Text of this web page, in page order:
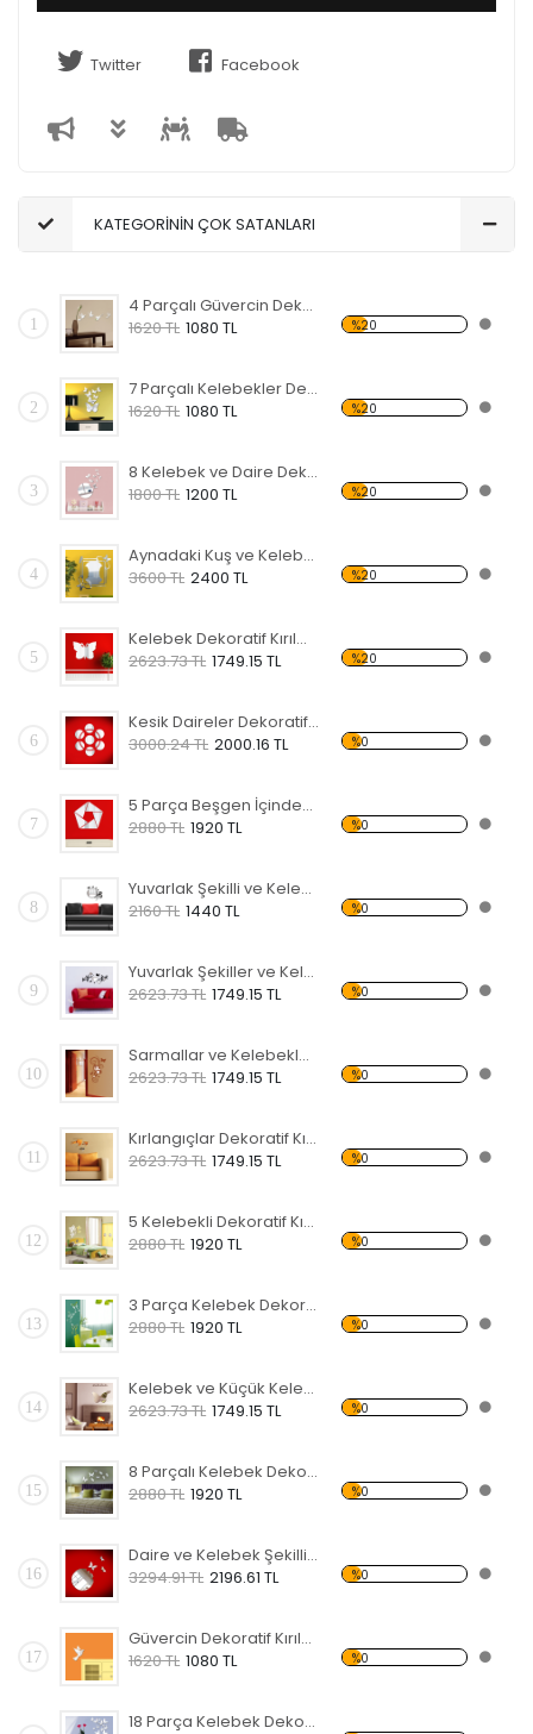
Twitter Facebook
KATEGORİNİN ÇOK SATANLARI
1
4 Parçalı Güvercin Dekoratif Kırılmaz Ayna
1620 TL 1080 TL %20
2
7 Parçalı Kelebekler Dekoratif Kırılmaz Ayna
1620 TL 1080 TL %20
3
8 Kelebek ve Daire Dekoratif Kırılmaz Ayna
1800 TL 1200 TL %20
4
Aynadaki Kuş ve Kelebekler Dekoratif Kırılmaz Ayna
3600 TL 2400 TL %20
5
Kelebek Dekoratif Kırılmaz Ayna
2623.73 TL 1749.15 TL %20
6
Kesik Daireler Dekoratif Kırılmaz Ayna
3000.24 TL 2000.16 TL %0
7
5 Parça Beşgen İçindeki Şekiller Dekoratif Kırılmaz Ayna
2880 TL 1920 TL %0
8
Yuvarlak Şekilli ve Kelebekli Dekoratif Kırılmaz Ayna
2160 TL 1440 TL %0
9
Yuvarlak Şekiller ve Kelebekler Dekoratif Kırılmaz Ayna
2623.73 TL 1749.15 TL %0
10
Sarmallar ve Kelebekler Şekilli Dekoratif Kırılmaz Ayna
2623.73 TL 1749.15 TL %0
11
Kırlangıçlar Dekoratif Kırılmaz Ayna
2623.73 TL 1749.15 TL %0
12
5 Kelebekli Dekoratif Kırılmaz Ayna
2880 TL 1920 TL %0
13
3 Parça Kelebek Dekoratif Kırılmaz Ayna
2880 TL 1920 TL %0
14
Kelebek ve Küçük Kelebekler Dekoratif Kırılmaz Ayna
2623.73 TL 1749.15 TL %0
15
8 Parçalı Kelebek Dekoratif Kırılmaz Ayna
2880 TL 1920 TL %0
16
Daire ve Kelebek Şekilli Dekoratif Kırılmaz Ayna
3294.91 TL 2196.61 TL %0
17
Güvercin Dekoratif Kırılmaz Ayna
1620 TL 1080 TL %0
18 Parça Kelebek Dekoratif Kırılmaz Ayna